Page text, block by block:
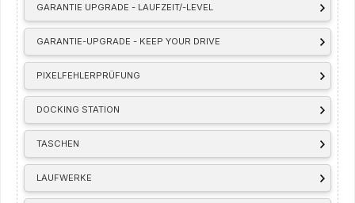
GARANTIE UPGRADE - LAUFZEIT/-LEVEL
GARANTIE-UPGRADE - KEEP YOUR DRIVE
PIXELFEHLERPRÜFUNG
DOCKING STATION
TASCHEN
LAUFWERKE